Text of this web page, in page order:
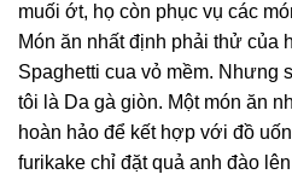
muối ớt, họ còn phục vụ các
Món ăn nhất định phải thử của
Spaghetti cua vỏ mềm. Nhưng
tôi là Da gà giòn. Một món ăn
hoàn hảo để kết hợp với đồ
furikake chỉ đặt quả anh đào